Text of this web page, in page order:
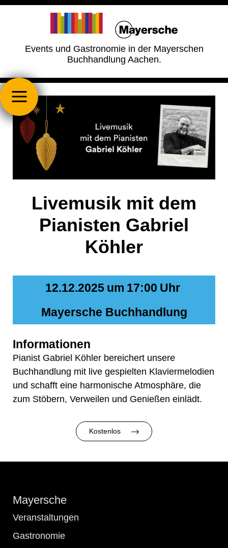
Events und Gastronomie in der Mayerschen
Buchhandlung Aachen.
Livemusik mit dem
Pianisten Gabriel
Köhler
12.12.2025 um 17:00 Uhr
Mayersche Buchhandlung
Informationen
Pianist Gabriel Köhler bereichert unsere
Buchhandlung mit live gespielten Klaviermelodien
und schafft eine harmonische Atmosphäre, die
zum Stöbern, Verweilen und Genießen einlädt.
Kostenlos
Mayersche
Veranstaltungen
Gastronomie